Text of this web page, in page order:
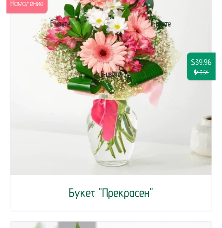
Букет "Прекрасен"
$39.96
$43.54
Намаление